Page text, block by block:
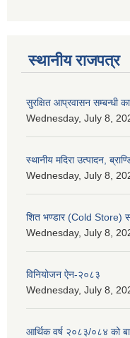
स्थानीय राजपत्र
सुरक्षित आप्रवासन सम्बन्धी
Wednesday, July 8,
स्थानीय मदिरा उत्पादन,
Wednesday, July 8,
शित भण्डार (Cold Store)
Wednesday, July 8,
विनियोजन ऐन-२०८३
Wednesday, July 8,
आर्थिक वर्ष २०८३/०८४ को